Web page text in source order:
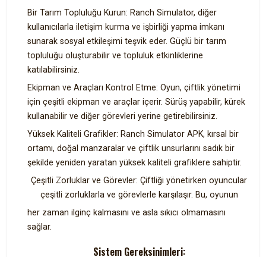
Bir Tarım Topluluğu Kurun: Ranch Simulator, diğer
kullanıcılarla iletişim kurma ve işbirliği yapma imkanı
sunarak sosyal etkileşimi teşvik eder. Güçlü bir tarım
topluluğu oluşturabilir ve topluluk etkinliklerine
katılabilirsiniz.
Ekipman ve Araçları Kontrol Etme: Oyun, çiftlik yönetimi
için çeşitli ekipman ve araçlar içerir. Sürüş yapabilir, kürek
kullanabilir ve diğer görevleri yerine getirebilirsiniz.
Yüksek Kaliteli Grafikler: Ranch Simulator APK, kırsal bir
ortamı, doğal manzaralar ve çiftlik unsurlarını sadık bir
şekilde yeniden yaratan yüksek kaliteli grafiklere sahiptir.
Çeşitli Zorluklar ve Görevler: Çiftliği yönetirken oyuncular
çeşitli zorluklarla ve görevlerle karşılaşır. Bu, oyunun
her zaman ilginç kalmasını ve asla sıkıcı olmamasını
sağlar.
Sistem Gereksinimleri: